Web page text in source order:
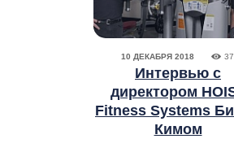
10 ДЕКАБРЯ 2018
Интервью с
директором
Fitness Systems
Кимом